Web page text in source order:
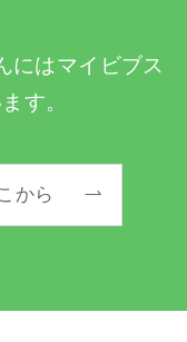
にはマイビブス
す。
から